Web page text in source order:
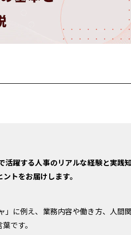
躍する人事のリアルな経験と実践知
トをお届けします。
に例え、業務内容や働き方、人間
です。